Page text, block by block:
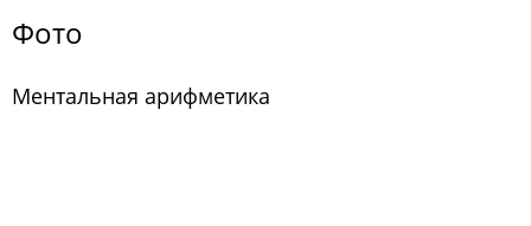
Фото
Ментальная арифметика